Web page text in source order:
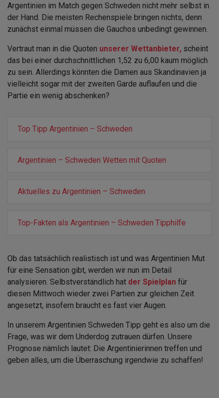
Argentinien im Match gegen Schweden nicht mehr selbst in
der Hand. Die meisten Rechenspiele bringen nichts, denn
zunächst einmal müssen die Gauchos unbedingt gewinnen.
Vertraut man in die Quoten unserer Wettanbieter, scheint
das bei einer durchschnittlichen 1,52 zu 6,00 kaum möglich
zu sein. Allerdings könnten die Damen aus Skandinavien ja
vielleicht sogar mit der zweiten Garde auflaufen und die
Partie ein wenig abschenken?
Top Tipp Argentinien – Schweden
Argentinien – Schweden Wetten mit Quoten
Aktuelles zu Argentinien – Schweden
Top-Fakten als Argentinien – Schweden Tipphilfe
Ob das tatsächlich realistisch ist und was Argentinien Mut
für eine Sensation gibt, werden wir nun im Detail
analysieren. Selbstverständlich hat der Spielplan für
diesen Mittwoch wieder zwei Partien zur gleichen Zeit
angesetzt, insofern braucht es fast vier Augen.
In unserem Argentinien Schweden Tipp geht es also um die
Frage, was wir dem Underdog zutrauen dürfen. Unsere
Prognose nämlich lautet: Die Argentinierinnen treffen und
geben alles, um die Überraschung irgendwie zu schaffen!